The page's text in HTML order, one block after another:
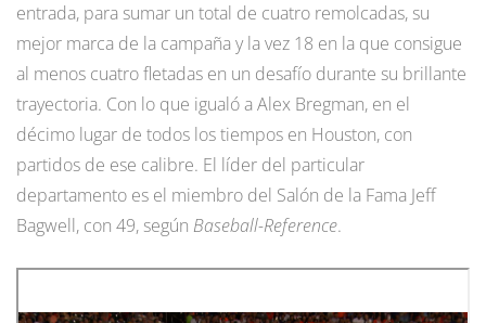
entrada, para sumar un total de cuatro remolcadas, su
mejor marca de la campaña y la vez 18 en la que consigue
al menos cuatro fletadas en un desafío durante su brillante
trayectoria. Con lo que igualó a Alex Bregman, en el
décimo lugar de todos los tiempos en Houston, con
partidos de ese calibre. El líder del particular
departamento es el miembro del Salón de la Fama Jeff
Bagwell, con 49, según Baseball-Reference.